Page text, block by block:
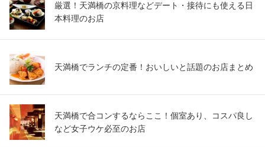
厳選！天満橋の京料理などデート・接待にも使える日
本料理のお店
天満橋でランチの定番！おいしいと話題のお店まとめ
天満橋で合コンするならここ！個室あり、コスパ良し
など女子ウケ必至のお店